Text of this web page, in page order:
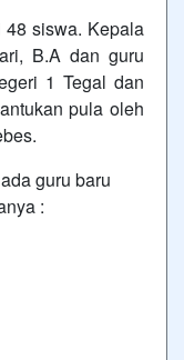
siswa. Kepala
B.A dan guru
1 Tegal dan
pula oleh
guru baru
: